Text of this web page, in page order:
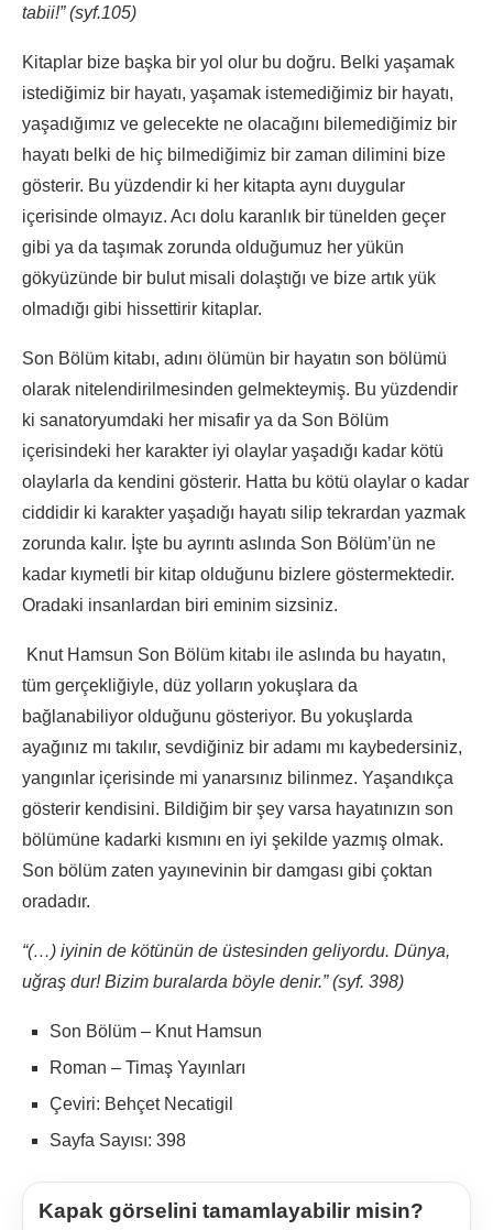
tabii!” (syf.105)
Kitaplar bize başka bir yol olur bu doğru. Belki yaşamak
istediğimiz bir hayatı, yaşamak istemediğimiz bir hayatı,
yaşadığımız ve gelecekte ne olacağını bilemediğimiz bir
hayatı belki de hiç bilmediğimiz bir zaman dilimini bize
gösterir. Bu yüzdendir ki her kitapta aynı duygular
içerisinde olmayız. Acı dolu karanlık bir tünelden geçer
gibi ya da taşımak zorunda olduğumuz her yükün
gökyüzünde bir bulut misali dolaştığı ve bize artık yük
olmadığı gibi hissettirir kitaplar.
Son Bölüm kitabı, adını ölümün bir hayatın son bölümü
olarak nitelendirilmesinden gelmekteymiş. Bu yüzdendir
ki sanatoryumdaki her misafir ya da Son Bölüm
içerisindeki her karakter iyi olaylar yaşadığı kadar kötü
olaylarla da kendini gösterir. Hatta bu kötü olaylar o kadar
ciddidir ki karakter yaşadığı hayatı silip tekrardan yazmak
zorunda kalır. İşte bu ayrıntı aslında Son Bölüm’ün ne
kadar kıymetli bir kitap olduğunu bizlere göstermektedir.
Oradaki insanlardan biri eminim sizsiniz.
Knut Hamsun Son Bölüm kitabı ile aslında bu hayatın,
tüm gerçekliğiyle, düz yolların yokuşlara da
bağlanabiliyor olduğunu gösteriyor. Bu yokuşlarda
ayağınız mı takılır, sevdiğiniz bir adamı mı kaybedersiniz,
yangınlar içerisinde mi yanarsınız bilinmez. Yaşandıkça
gösterir kendisini. Bildiğim bir şey varsa hayatınızın son
bölümüne kadarki kısmını en iyi şekilde yazmış olmak.
Son bölüm zaten yayınevinin bir damgası gibi çoktan
oradadır.
“(…) iyinin de kötünün de üstesinden geliyordu. Dünya,
uğraş dur! Bizim buralarda böyle denir.” (syf. 398)
Son Bölüm – Knut Hamsun
Roman – Timaş Yayınları
Çeviri: Behçet Necatigil
Sayfa Sayısı: 398
Kapak görselini tamamlayabilir misin?